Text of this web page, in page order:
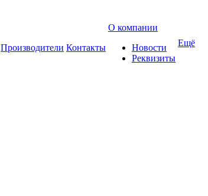
Производители Контакты
О компании
Новости
Реквизиты
Ещё